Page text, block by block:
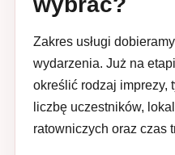
Zakres usługi
wydarzenia. Już na
określić rodzaj imprezy,
liczbę uczestników,
ratowniczych oraz czas